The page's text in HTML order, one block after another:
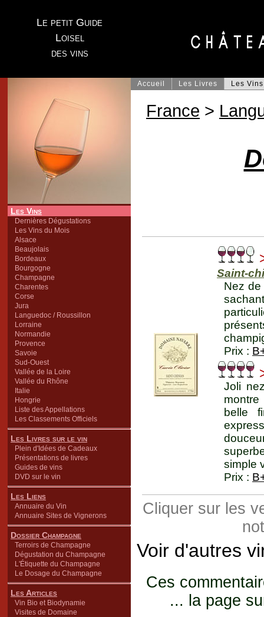
Le petit Guide
Loisel
des vins
Les Vins
Dernières Dégustations
Les Vins du Mois
Alsace
Beaujolais
Bordeaux
Bourgogne
Champagne
Charentes
Corse
Jura
Languedoc / Roussillon
Lorraine
Normandie
Provence
Savoie
Sud-Ouest
Vallée de la Loire
Vallée du Rhône
Italie
Hongrie
Liste des Appellations
Les Classements Officiels
Les Livres sur le vin
Plein d'Idées de Cadeaux
Présentations de livres
Guides de vins
DVD sur le vin
Les Liens
Annuaire du Vin
Annuaire Sites de Vignerons
Dossier Champagne
Terroirs de Champagne
Dégustation du Champagne
L'Étiquette du Champagne
Le Dosage du Champagne
Les Articles
Vin Bio et Biodynamie
Visites de Domaine
Accueil Les Livres Les Vins
France >
Saint-
Nez
Prix :
Joli
montre
belle
simple
Prix :
Cliquer sur les
Voir d'autres
Ces
... la page